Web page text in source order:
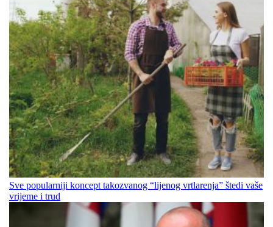
Sve popularniji koncept takozvanog “lijenog vrtlarenja” štedi vaše
vrijeme i trud